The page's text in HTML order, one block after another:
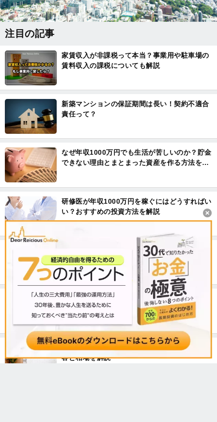
注目の記事
家賃収入が非課税って本当？事業用や駐車場の
賃料収入の課税についても解説
新築マンションの保証期間は長い！契約不適合
責任って？
なぜ年収1000万円でも生活が苦しいのか？貯金
できない理由とまとまった資産を作る方法を解
研修医が年収1000万円を稼ぐにはどうすればい
い？おすすめの投資方法を解説
自分の個人信用情報を調べる方法。不動産投資
ローンの審査を通りやすくするには？
年収1000万円の生活レベル。データで見るその
実態とは？
マンション退去費用の相場は？オーナー負担内
容と相場を解説